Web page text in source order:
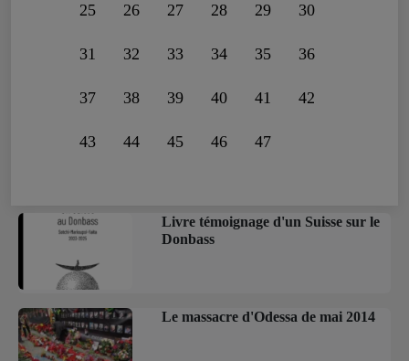
25 26 27 28 29 30
31 32 33 34 35 36
37 38 39 40 41 42
43 44 45 46 47
Livre témoignage d'un Suisse sur le
Donbass
Le massacre d'Odessa de mai 2014